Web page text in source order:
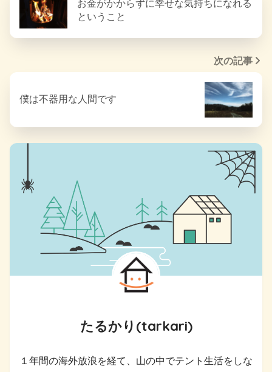
お金がかからずに幸せな気持ちになれる
ということ
次の記事
僕は不器用な人間です
たるかり(tarkari)
１年間の海外放浪を経て、山の中でテント生活をしな